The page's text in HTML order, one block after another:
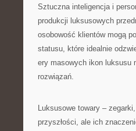
Sztuczna inteligencja i
produkcji luksusowych
osobowość klientów mogą
statusu, które idealnie
ery masowych ikon luksusu
rozwiązań.
Luksusowe towary –
przyszłości, ale ich